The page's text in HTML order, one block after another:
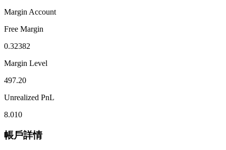
Margin Account
Free Margin
0.32382
Margin Level
497.20
Unrealized PnL
8.010
帳戶詳情